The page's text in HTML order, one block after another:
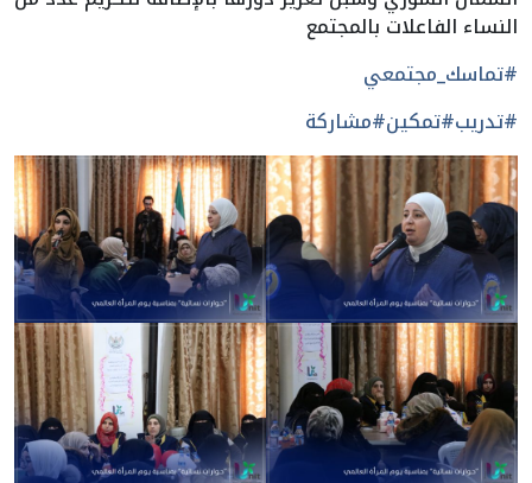
النساء الفاعلات بالمجتمع
#تماسك_مجتمعي
#تدريب#تمكين#مشاركة